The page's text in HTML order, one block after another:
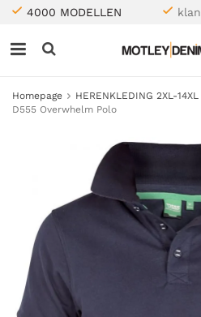
4000 MODELLEN
Homepage HERENKLEDING 2XL-14XL
D555 Overwhelm Polo